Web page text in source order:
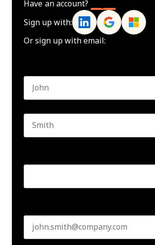
Have an account?
Sign up with:
Or sign up with email: